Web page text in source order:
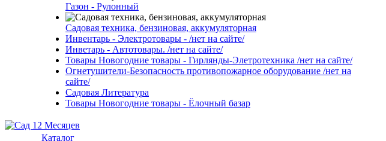
Газон - Рулонный
Садовая техника, бензиновая, аккумуляторная
Инвентарь - Электротовары - /нет на сайте/
Инветарь - Автотовары. /нет на сайте/
Товары Новогодние товары - Гирлянды-Элетротехника /нет на сайте/
Огнетушители-Безопасность противопожарное оборудование /нет на
сайте/
Садовая Литература
Товары Новогодние товары - Ёлочный базар
Каталог